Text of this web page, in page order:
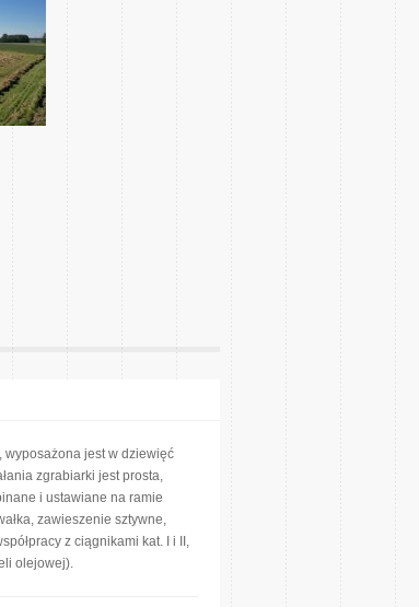
jest w dziewięć
zgrabiarki jest prosta,
i ustawiane na ramie
zawieszenie sztywne,
z ciągnikami kat. I i II,
olejowej).